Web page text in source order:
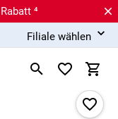
⁴
Filiale wählen